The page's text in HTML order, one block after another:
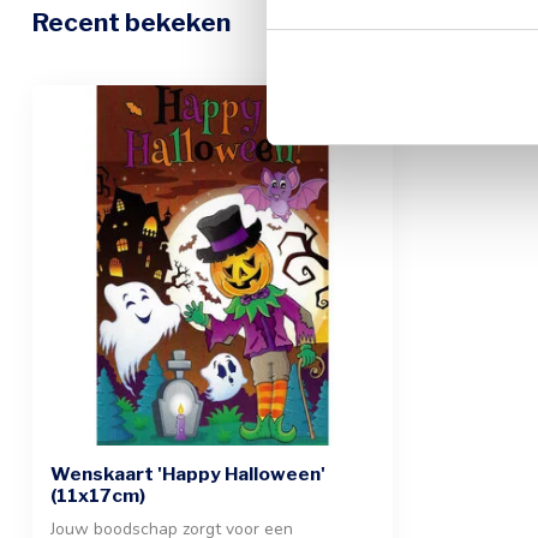
Recent bekeken
Wenskaart 'Happy Halloween'
(11x17cm)
Jouw boodschap zorgt voor een